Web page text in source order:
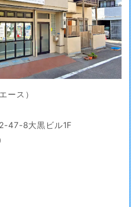
ース）
47-8大黒ビル1F